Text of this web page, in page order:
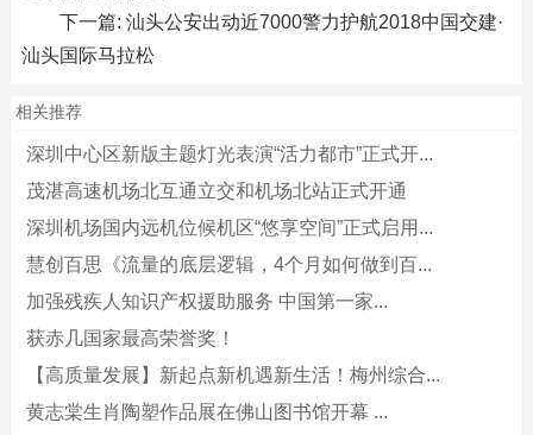
下一篇: 汕头公安出动近7000警力护航2018中国交建·
汕头国际马拉松
相关推荐
深圳中心区新版主题灯光表演“活力都市”正式开...
茂湛高速机场北互通立交和机场北站正式开通
深圳机场国内远机位候机区“悠享空间”正式启用...
慧创百思《流量的底层逻辑，4个月如何做到百...
加强残疾人知识产权援助服务 中国第一家...
获赤几国家最高荣誉奖！
【高质量发展】新起点新机遇新生活！梅州综合...
黄志棠生肖陶塑作品展在佛山图书馆开幕 ...